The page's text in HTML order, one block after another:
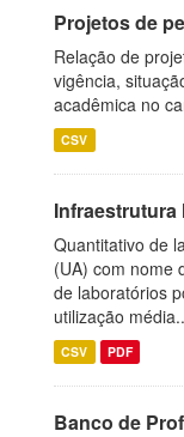
Projetos de
Relação de
vigência,
acadêmica no
CSV
Quantitativo de
(UA) com nome
de laboratórios
utilização
CSV PDF
Banco de